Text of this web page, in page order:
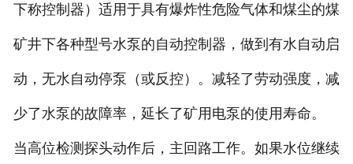
下称控制器）适用于具有爆炸性危险气体和煤尘的煤
矿井下各种型号水泵的自动控制器，做到有水自动启
动，无水自动停泵（或反控）。减轻了劳动强度，减
少了水泵的故障率，延长了矿用电泵的使用寿命。
当高位检测探头动作后，主回路工作。如果水位继续